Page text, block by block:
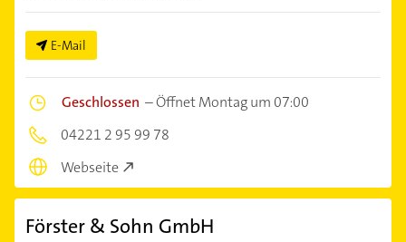
E-Mail
Geschlossen –Öffnet Montag um 07:00
04221 2 95 99 78
Webseite
Förster & Sohn GmbH